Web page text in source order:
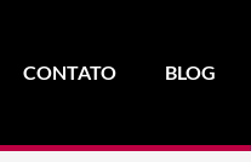
CONTATO BLOG